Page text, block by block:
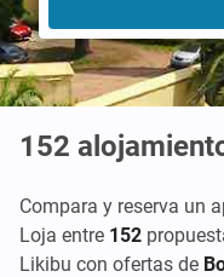
152
Compara y reserva un
Loja entre 152
Likibu con ofertas de